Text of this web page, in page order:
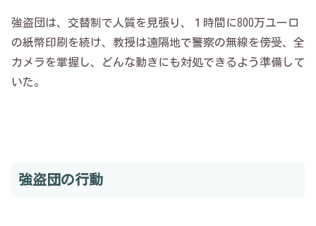
強盗団は、交替制で人質を見張り、１時間に800万ユーロ
の紙幣印刷を続け、教授は遠隔地で警察の無線を傍受、全
カメラを掌握し、どんな動きにも対処できるよう準備して
いた。
強盗団の行動